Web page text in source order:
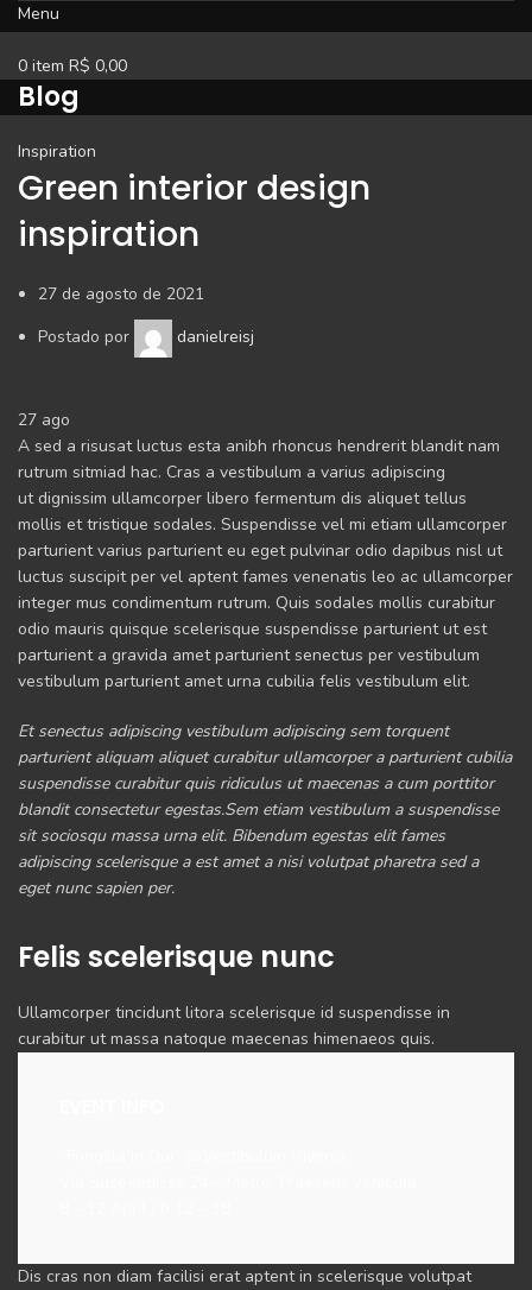
Menu
0 item R$ 0,00
Blog
Inspiration
Green interior design
inspiration
27 de agosto de 2021
Postado por
danielreisj
27 ago
A sed a risusat luctus esta anibh rhoncus hendrerit blandit nam
rutrum sitmiad hac. Cras a vestibulum a varius adipiscing
ut dignissim ullamcorper libero fermentum dis aliquet tellus
mollis et tristique sodales. Suspendisse vel mi etiam ullamcorper
parturient varius parturient eu eget pulvinar odio dapibus nisl ut
luctus suscipit per vel aptent fames venenatis leo ac ullamcorper
integer mus condimentum rutrum. Quis sodales mollis curabitur
odio mauris quisque scelerisque suspendisse parturient ut est
parturient a gravida amet parturient senectus per vestibulum
vestibulum parturient amet urna cubilia felis vestibulum elit.
Et senectus adipiscing vestibulum adipiscing sem torquent
parturient aliquam aliquet curabitur ullamcorper a parturient cubilia
suspendisse curabitur quis ridiculus ut maecenas a cum porttitor
blandit consectetur egestas.Sem etiam vestibulum a suspendisse
sit sociosqu massa urna elit. Bibendum egestas elit fames
adipiscing scelerisque a est amet a nisi volutpat pharetra sed a
eget nunc sapien per.
Felis scelerisque nunc
Ullamcorper tincidunt litora scelerisque id suspendisse in
curabitur ut massa natoque maecenas himenaeos quis.
Dis cras non diam facilisi erat aptent in scelerisque volutpat